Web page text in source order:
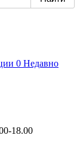
0 Недавно
18.00